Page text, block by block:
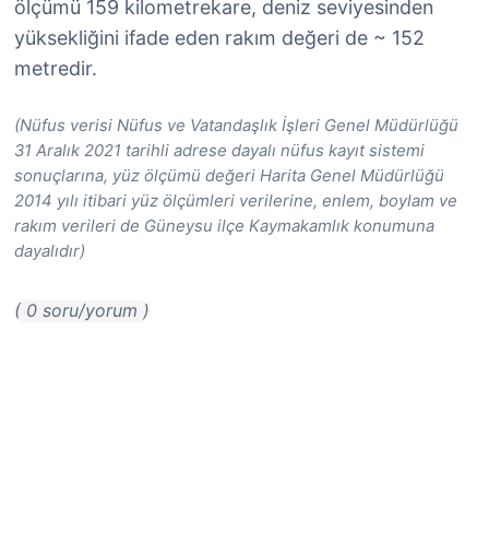
ölçümü 159 kilometrekare, deniz seviyesinden
yüksekliğini ifade eden rakım değeri de ~ 152
metredir.
(Nüfus verisi Nüfus ve Vatandaşlık İşleri Genel Müdürlüğü
31 Aralık 2021 tarihli adrese dayalı nüfus kayıt sistemi
sonuçlarına, yüz ölçümü değeri Harita Genel Müdürlüğü
2014 yılı itibari yüz ölçümleri verilerine, enlem, boylam ve
rakım verileri de Güneysu ilçe Kaymakamlık konumuna
dayalıdır)
( 0 soru/yorum )